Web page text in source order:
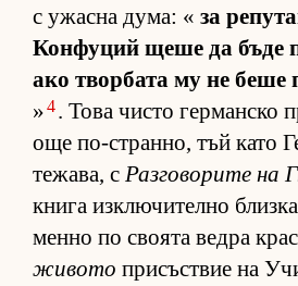
с ужасна ду­ма: « за
Кон­фу­ций щеше да бъде
ако твор­бата му не беше
»4. Това чисто гер­ман­ско
още по-ст­ран­но, тъй като
те­жа­ва, с Раз­го­во­рите на
книга из­к­лю­чи­телно
менно по сво­ята ведра
живото при­със­т­вие на